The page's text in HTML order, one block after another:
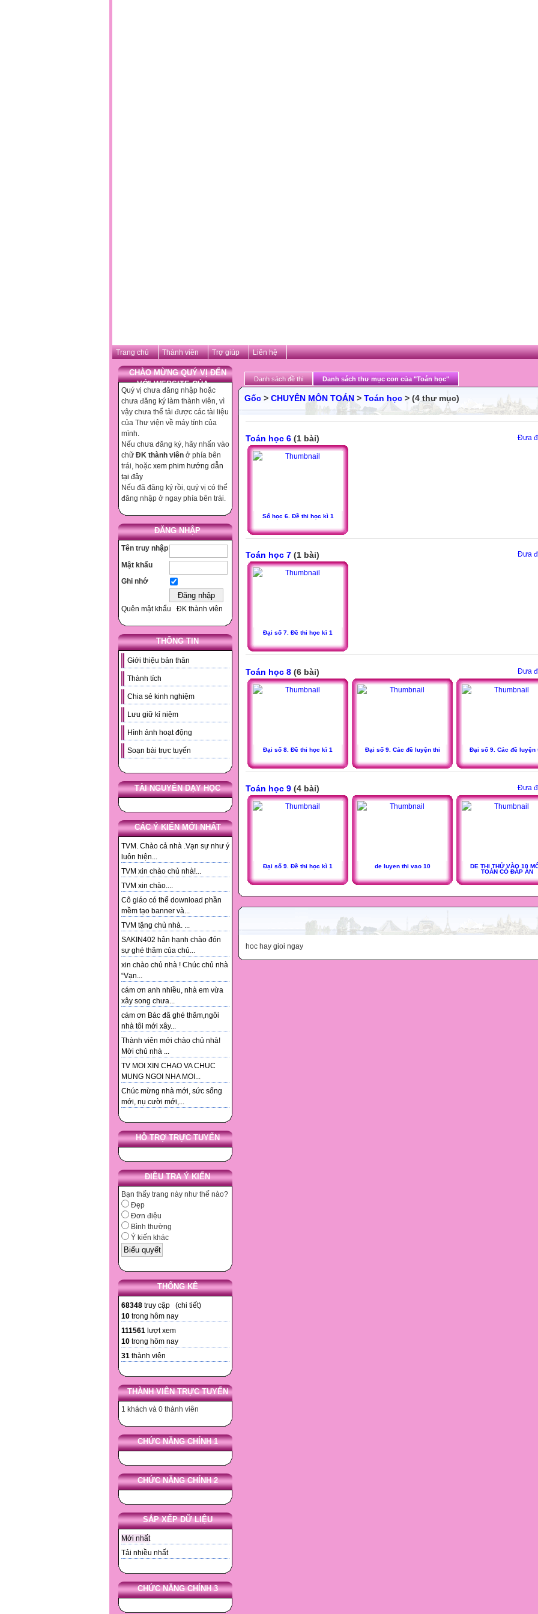
Trang chủ Thành viên Trợ giúp Liên hệ
CHÀO MỪNG QUÝ VỊ ĐẾN
VỚI WEBSITE CỦA ...
Quý vị chưa đăng nhập hoặc
chưa đăng ký làm thành viên, vì
vậy chưa thể tải được các tài liệu
của Thư viện về máy tính của
mình.
Nếu chưa đăng ký, hãy nhấn vào
chữ ĐK thành viên ở phía bên
trái, hoặc xem phim hướng dẫn
tại đây
Nếu đã đăng ký rồi, quý vị có thể
đăng nhập ở ngay phía bên trái.
ĐĂNG NHẬP
Tên truy nhập
Mật khẩu
Ghi nhớ
Quên mật khẩu ĐK thành viên
THÔNG TIN
Giới thiệu bản thân
Thành tích
Chia sẻ kinh nghiệm
Lưu giữ kỉ niệm
Hình ảnh hoạt động
Soạn bài trực tuyến
TÀI NGUYÊN DẠY HỌC
CÁC Ý KIẾN MỚI NHẤT
TVM. Chào cả nhà .Vạn sự như ý
luôn hiện...
TVM xin chào chủ nhà!...
TVM xin chào....
Cô giáo có thể download phần
mềm tạo banner và...
TVM tặng chủ nhà. ...
SAKIN402 hân hạnh chào đón
sự ghé thăm của chủ...
xin chào chủ nhà ! Chúc chủ nhà
“Vạn...
cám ơn anh nhiều, nhà em vừa
xây song chưa...
cám ơn Bác đã ghé thăm,ngôi
nhà tôi mới xây...
Thành viên mới chào chủ nhà!
Mời chủ nhà ...
TV MOI XIN CHAO VA CHUC
MUNG NGOI NHA MOI...
Chúc mừng nhà mới, sức sống
mới, nụ cười mới,...
HỖ TRỢ TRỰC TUYẾN
ĐIỀU TRA Ý KIẾN
Bạn thấy trang này như thế nào?
Đẹp
Đơn điệu
Bình thường
Ý kiến khác
THỐNG KÊ
68348 truy cập (chi tiết)
10 trong hôm nay
111561 lượt xem
10 trong hôm nay
31 thành viên
THÀNH VIÊN TRỰC TUYẾN
1 khách và 0 thành viên
CHỨC NĂNG CHÍNH 1
CHỨC NĂNG CHÍNH 2
SẮP XẾP DỮ LIỆU
Mới nhất
Tải nhiều nhất
CHỨC NĂNG CHÍNH 3
Danh sách đề thi Danh sách thư mục con của "Toán học"
Gốc > CHUYÊN MÔN TOÁN > Toán học > (4 thư mục)
Đưa
Toán học 6 (1 bài)
Số học 6. Đề thi học kì 1
Đưa
Toán học 7 (1 bài)
Đại số 7. Đề thi học kì 1
Đưa
Toán học 8 (6 bài)
Đại số 8. Đề thi học kì 1 Đại số 9. Các đề luyện thi Đại số 9. Các đề luyện
Đưa
Toán học 9 (4 bài)
Đại số 9. Đề thi học kì 1 de luyen thi vao 10
DE THI THỬ VÀO 10
TOÁN CÓ ĐÁP ÁN
hoc hay gioi ngay